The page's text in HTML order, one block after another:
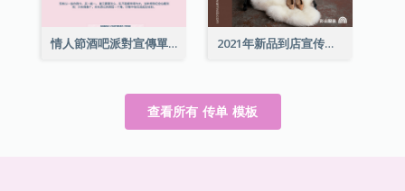
情人節酒吧派對宣傳單張 2021年新品到店宣传单张
查看所有 传单 模板